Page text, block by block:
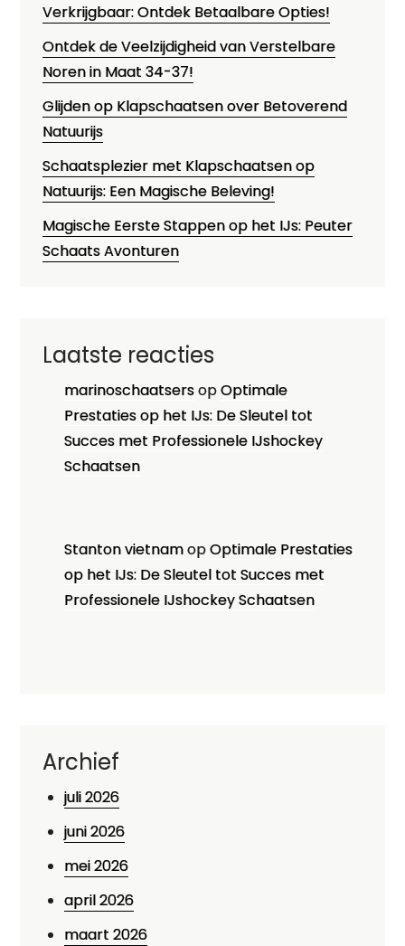
Verkrijgbaar: Ontdek Betaalbare Opties!
Ontdek de Veelzijdigheid van Verstelbare
Noren in Maat 34-37!
Glijden op Klapschaatsen over Betoverend
Natuurijs
Schaatsplezier met Klapschaatsen op
Natuurijs: Een Magische Beleving!
Magische Eerste Stappen op het IJs: Peuter
Schaats Avonturen
Laatste reacties
marinoschaatsersopOptimale
Prestaties op het IJs: De Sleutel tot
Succes met Professionele IJshockey
Schaatsen
Stanton vietnamopOptimale Prestaties
op het IJs: De Sleutel tot Succes met
Professionele IJshockey Schaatsen
Archief
juli 2026
juni 2026
mei 2026
april 2026
maart 2026